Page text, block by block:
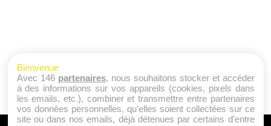
Bienvenue
Avec 146 partenaires, nous souhaitons stocker et accéder
à des informations sur vos appareils (cookies, pixels dans
les emails, etc.), combiner et transmettre entre partenaires
vos données personnelles, qu'elles soient collectées sur ce
site ou dans nos emails, déjà détenues par certains d'entre